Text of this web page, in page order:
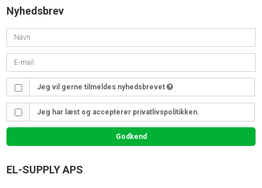
Nyhedsbrev
Jeg vil gerne tilmeldes nyhedsbrevet
Jeg har læst og accepterer privatlivspolitikken.
Godkend
EL-SUPPLY APS